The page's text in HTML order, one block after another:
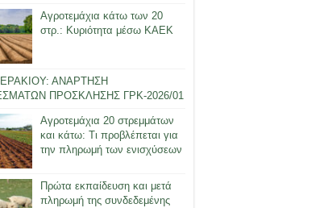
Αγροτεμάχια κάτω των 20
στρ.: Κυριότητα μέσω ΚΑΕΚ
ΑΝΑΡΤΗΣΗ
ΠΡΟΣΚΛΗΣΗΣ ΓΡΚ-2026/01
Αγροτεμάχια 20 στρεμμάτων
και κάτω: Τι προβλέπεται για
την πληρωμή των ενισχύσεων
Πρώτα εκπαίδευση και μετά
πληρωμή της συνδεδεμένης